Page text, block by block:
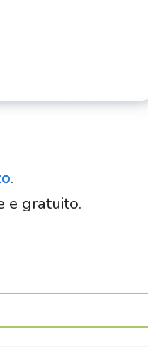
.
e gratuito.